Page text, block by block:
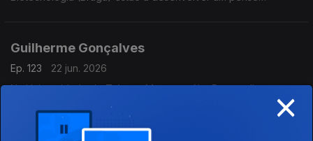
Guilherme Gonçalves
Ep. 123
22 jun. 2026
Na Universidade de Trás-os-Montes e Alto Douro, diversos
realidade virtual para melhorar o ensino de conceitos 3D.
×